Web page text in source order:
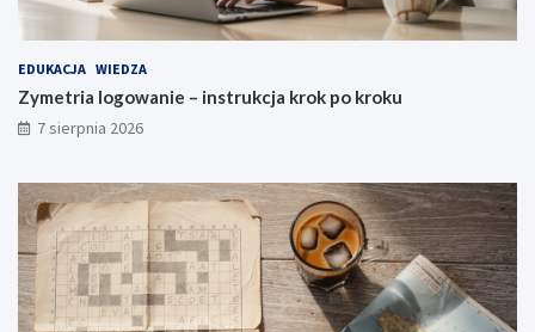
EDUKACJA WIEDZA
Zymetria logowanie – instrukcja krok po kroku
7 sierpnia 2026